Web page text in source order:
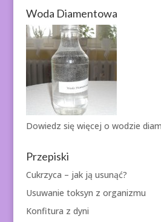
Woda Diamentowa
Dowiedz się więcej o wodzie
Przepiski
Cukrzyca – jak ją usunąć?
Usuwanie toksyn z organizmu
Konfitura z dyni